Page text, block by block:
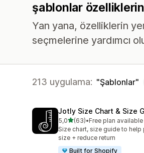
şablonlar
Yan yana, özelliklerin yer
seçmelerine yardımcı
213 uygulama: Şablonlar
Jotly Size Chart & Size
5,05 yıldız üzerinden
(63)
toplam 63 değerlendirme
•Free plan available
Size chart, size guide to help
size + reduce return
Built for Shopify